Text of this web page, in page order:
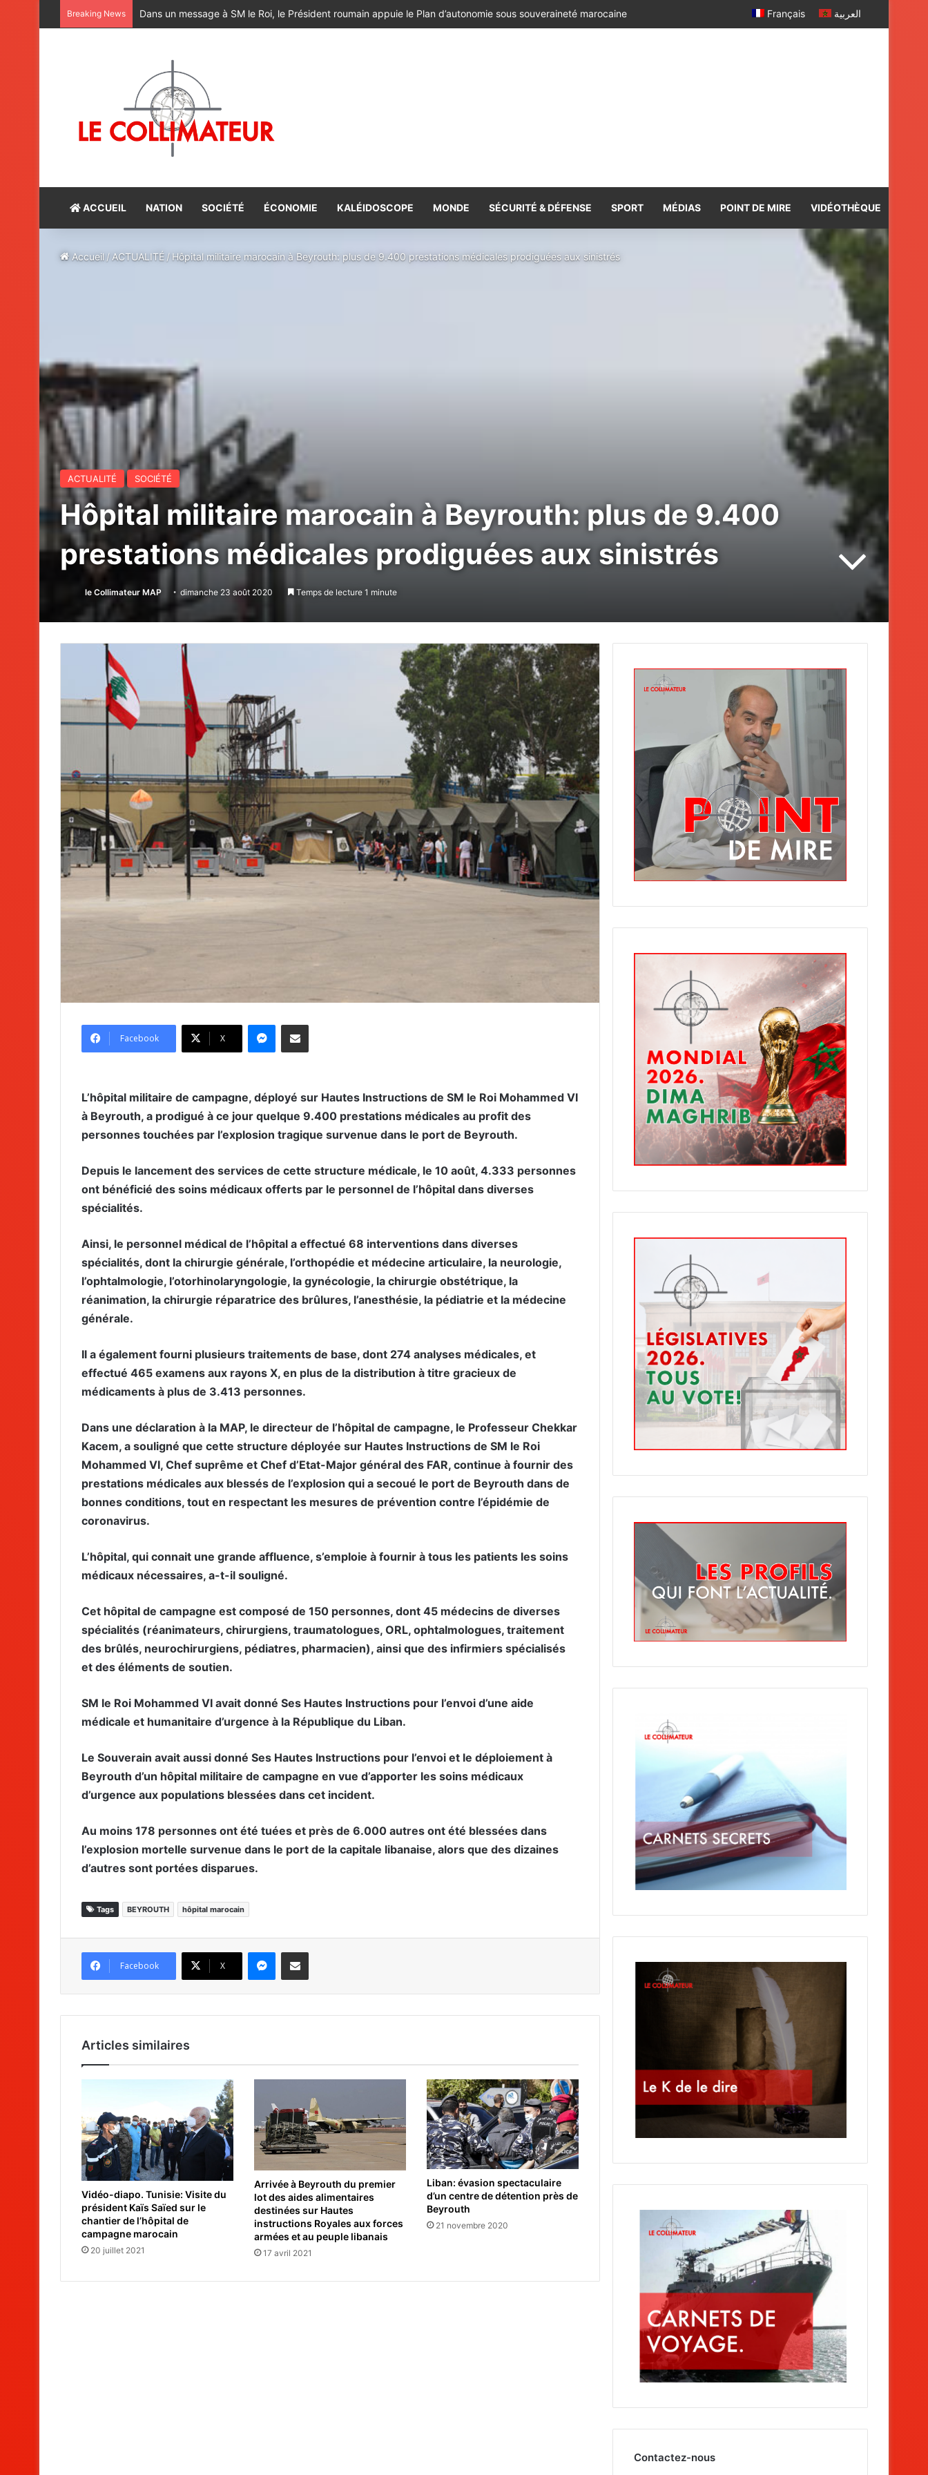
Breaking News M. Bourita reçoit le conseiller du Président de la République de Roumanie, porteur d’un message adressé à SM le Roi Français العربية
ACCUEIL NATION SOCIÉTÉ ÉCONOMIE KALÉIDOSCOPE MONDE SÉCURITÉ & DÉFENSE SPORT MÉDIAS POINT DE MIRE VIDÉOTHÈQUE
Accueil / ACTUALITÉ /Hôpital militaire marocain à Beyrouth: plus de 9.400 prestations médicales prodiguées aux sinistrés
ACTUALITÉ SOCIÉTÉ
Hôpital militaire marocain à Beyrouth: plus de 9.400
prestations médicales prodiguées aux sinistrés
le Collimateur MAP dimanche 23 août 2020 Temps de lecture 1 minute
Facebook X
L’hôpital militaire de campagne, déployé sur Hautes Instructions de SM le Roi Mohammed VI
à Beyrouth, a prodigué à ce jour quelque 9.400 prestations médicales au profit des
personnes touchées par l’explosion tragique survenue dans le port de Beyrouth.
Depuis le lancement des services de cette structure médicale, le 10 août, 4.333 personnes
ont bénéficié des soins médicaux offerts par le personnel de l’hôpital dans diverses
spécialités.
Ainsi, le personnel médical de l’hôpital a effectué 68 interventions dans diverses
spécialités, dont la chirurgie générale, l’orthopédie et médecine articulaire, la neurologie,
l’ophtalmologie, l’otorhinolaryngologie, la gynécologie, la chirurgie obstétrique, la
réanimation, la chirurgie réparatrice des brûlures, l’anesthésie, la pédiatrie et la médecine
générale.
Il a également fourni plusieurs traitements de base, dont 274 analyses médicales, et
effectué 465 examens aux rayons X, en plus de la distribution à titre gracieux de
médicaments à plus de 3.413 personnes.
Dans une déclaration à la MAP, le directeur de l’hôpital de campagne, le Professeur Chekkar
Kacem, a souligné que cette structure déployée sur Hautes Instructions de SM le Roi
Mohammed VI, Chef suprême et Chef d’Etat-Major général des FAR, continue à fournir des
prestations médicales aux blessés de l’explosion qui a secoué le port de Beyrouth dans de
bonnes conditions, tout en respectant les mesures de prévention contre l’épidémie de
coronavirus.
L’hôpital, qui connait une grande affluence, s’emploie à fournir à tous les patients les soins
médicaux nécessaires, a-t-il souligné.
Cet hôpital de campagne est composé de 150 personnes, dont 45 médecins de diverses
spécialités (réanimateurs, chirurgiens, traumatologues, ORL, ophtalmologues, traitement
des brûlés, neurochirurgiens, pédiatres, pharmacien), ainsi que des infirmiers spécialisés
et des éléments de soutien.
SM le Roi Mohammed VI avait donné Ses Hautes Instructions pour l’envoi d’une aide
médicale et humanitaire d’urgence à la République du Liban.
Le Souverain avait aussi donné Ses Hautes Instructions pour l’envoi et le déploiement à
Beyrouth d’un hôpital militaire de campagne en vue d’apporter les soins médicaux
d’urgence aux populations blessées dans cet incident.
Au moins 178 personnes ont été tuées et près de 6.000 autres ont été blessées dans
l’explosion mortelle survenue dans le port de la capitale libanaise, alors que des dizaines
d’autres sont portées disparues.
Tags BEYROUTH hôpital marocain
Facebook X
Articles similaires
Vidéo-diapo. Tunisie: Visite du
président Kaïs Saïed sur le
chantier de l’hôpital de
campagne marocain
20 juillet 2021
Arrivée à Beyrouth du premier
lot des aides alimentaires
destinées sur Hautes
instructions Royales aux forces
armées et au peuple libanais
17 avril 2021
Liban: évasion spectaculaire
d’un centre de détention près de
Beyrouth
21 novembre 2020
Contactez-nous